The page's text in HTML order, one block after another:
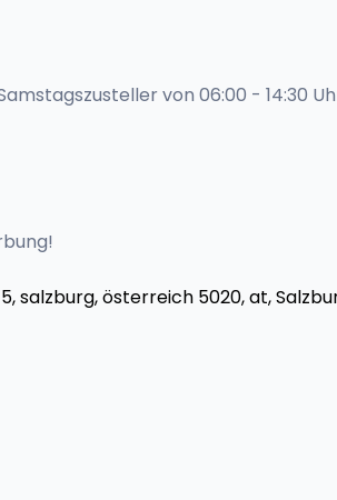
von 06:00 - 14:30
salzburg, österreich 5020, at,